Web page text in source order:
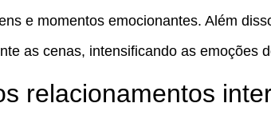
e momentos emocionantes. Além
as cenas, intensificando as emoções
relacionamentos